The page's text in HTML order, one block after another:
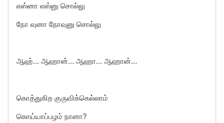
எஸ்னா எஸ்னு சொல்லு
நோ வுனா நோவுனு சொல்லு
ஆஹ்… ஆஹான்… ஆஹா… ஆஹான்…
கொத்துகிற குருவிக்கெல்லாம்
கொய்யாப்பழம் நானா?